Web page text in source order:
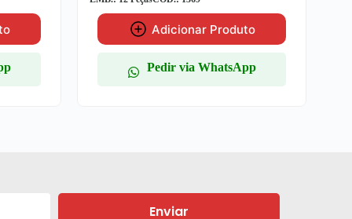
Adicionar Produto
Pedir via WhatsApp
Enviar